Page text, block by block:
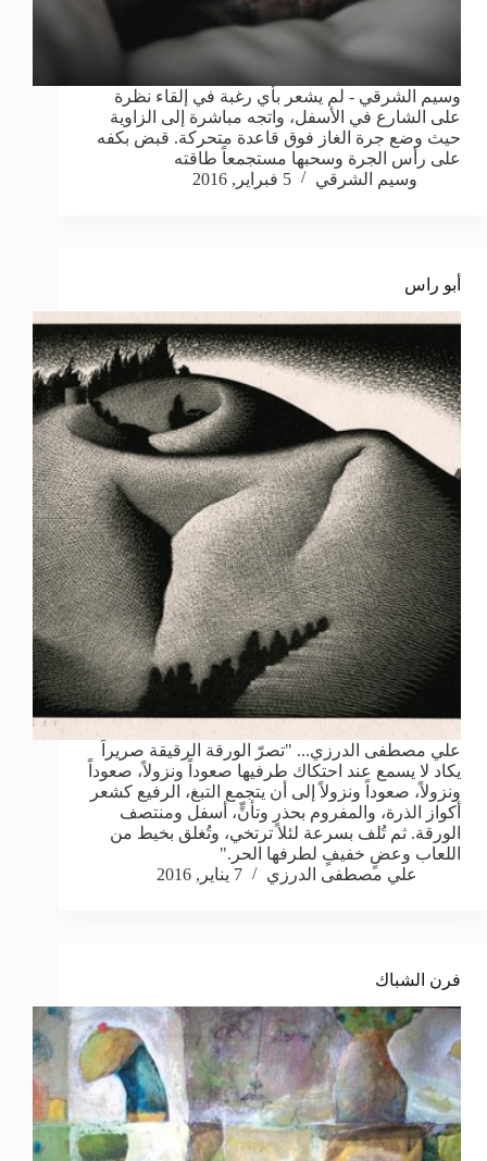
وسيم الشرقي - لم يشعر بأي رغبة في إلقاء نظرة
على الشارع في الأسفل، واتجه مباشرة إلى الزاوية
حيث وضع جرة الغاز فوق قاعدة متحركة. قبض بكفه
على رأس الجرة وسحبها مستجمعاً طاقته
وسيم الشرقي
5 فبراير, 2016
أبو راس
علي مصطفى الدرزي... "تصرّ الورقة الرقيقة صريراً
يكاد لا يسمع عند احتكاك طرفيها صعوداً ونزولاً، صعوداً
ونزولاً، صعوداً ونزولاً إلى أن يتجمع التبغ، الرفيع كشعر
أكواز الذرة، والمفروم بحذرٍ وتأنٍّ، أسفل ومنتصف
الورقة. ثم تُلف بسرعة لئلا ترتخي، وتُغلق بخيط من
اللعاب وعضٍ خفيفٍ لطرفها الحر."
علي مصطفى الدرزي
7 يناير, 2016
فرن الشباك